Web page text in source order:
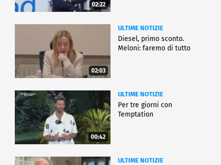
02:22
02:03
ULTIME NOTIZIE
Diesel, primo sconto.
Meloni: faremo di tutto
00:42
ULTIME NOTIZIE
Per tre giorni con
Temptation
ULTIME NOTIZIE